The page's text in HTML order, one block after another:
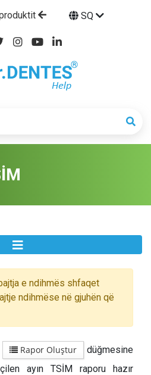
SQ
e ndihmës shfaqet
ndihmëse në gjuhën që
Rapor Oluştur
düğmesine
ayın TSİM raporu hazır